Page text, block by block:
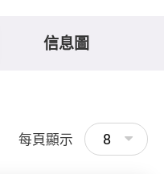
信息圖
每頁顯示 8